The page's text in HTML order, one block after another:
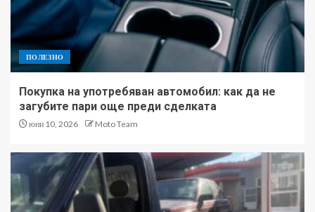
ПОЛЕЗНО
Покупка на употребяван автомобил: как да не
загубите пари още преди сделката
юни 10, 2026 Moto Team